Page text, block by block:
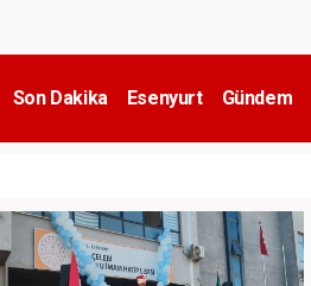
Son Dakika Esenyurt Gündem